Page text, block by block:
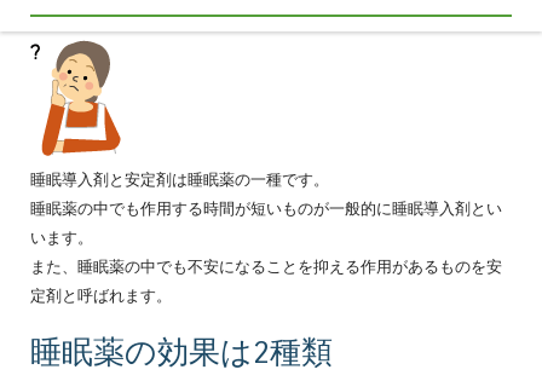
コンテンツへ移動
睡眠導入剤と安定剤は睡眠薬の一種です。
睡眠薬の中でも作用する時間が短いものが一般的に睡眠導入剤とい
います。
また、睡眠薬の中でも不安になることを抑える作用があるものを安
定剤と呼ばれます。
睡眠薬の効果は2種類